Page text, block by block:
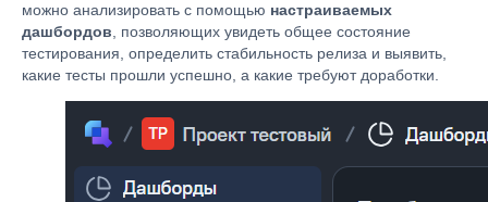
можно анализировать с помощью настраиваемых
дашбордов , позволяющих увидеть общее состояние
тестирования, определить стабильность релиза и выявить,
какие тесты прошли успешно, а какие требуют доработки.